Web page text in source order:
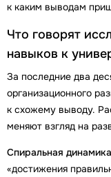
к каким выводам
Что говорят
навыков к
За последние два
организационного
к схожему выводу.
меняют взгляд на
Спиральная динамика
«достижения